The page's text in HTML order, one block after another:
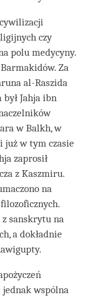
czy
polu medycyny.
Za
al-Raszida
Jahja ibn
w Balkh, w
już w tym czasie
zaprosił
z Kaszmiru.
na
sanskrytu na
a dokładnie
wspólna